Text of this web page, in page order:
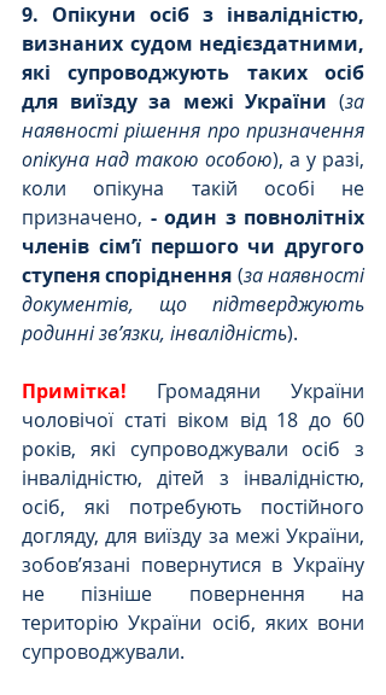
9. Опікуни осіб з інвалідністю,
визнаних судом недієздатними,
які супроводжують таких осіб
для виїзду за межі України (за
наявності рішення про призначення
опікуна над такою особою), а у разі,
коли опікуна такій особі не
призначено, - один з повнолітніх
членів сім’ї першого чи другого
ступеня споріднення (за наявності
документів, що підтверджують
родинні зв’язки, інвалідність).
Примітка! Громадяни України
чоловічої статі віком від 18 до 60
років, які супроводжували осіб з
інвалідністю, дітей з інвалідністю,
осіб, які потребують постійного
догляду, для виїзду за межі України,
зобов’язані повернутися в Україну
не пізніше повернення на
територію України осіб, яких вони
супроводжували.